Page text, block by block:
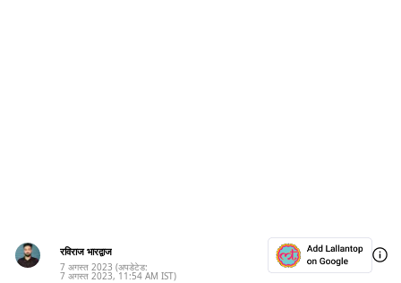
रविराज भारद्वाज
7 अगस्त 2023 (अपडेटेड:
7 अगस्त 2023, 11:54 AM IST)